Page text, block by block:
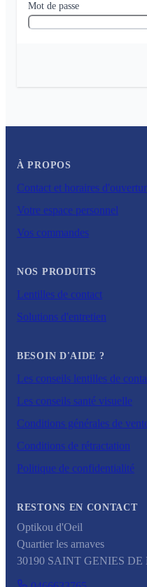
Mot de passe
À PROPOS
Contact et horaires
Votre espace personnel
Vos commandes
NOS PRODUITS
Lentilles de contact
Solutions d'entretien
BESOIN D'AIDE ?
Les conseils lentilles de
Les conseils santé visuelle
Conditions générales de
Conditions de rétractation
Politique de confidentialité
RESTONS EN CONTACT
Optikou d'Oeil
Quartier les arnaves
30190 SAINT GENIES DE